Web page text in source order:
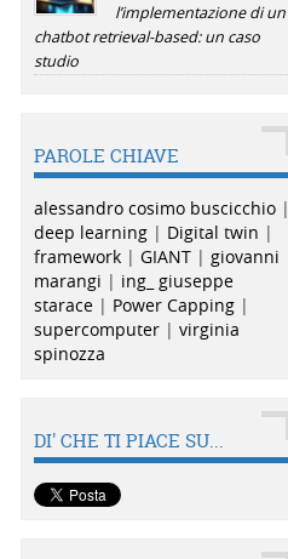
l’implementazione di un
chatbot retrieval-based: un caso
studio
PAROLE CHIAVE
alessandro cosimo buscicchio|
deep learning| Digital twin |
framework| GIANT| giovanni
marangi | ing_ giuseppe
starace| Power Capping|
supercomputer| virginia
spinozza
DI' CHE TI PIACE SU...